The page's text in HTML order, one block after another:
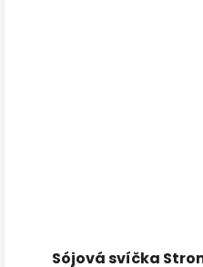
Sójová svíčka